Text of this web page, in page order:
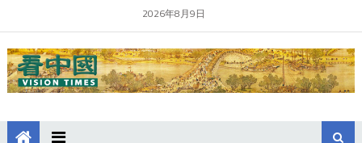
2026年8月9日